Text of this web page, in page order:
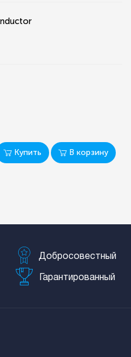
Купить В корзину
Добросовестный
Гарантированный